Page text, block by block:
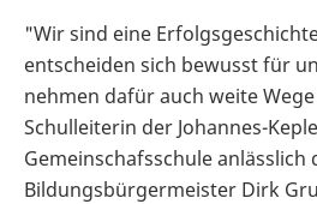
"Wir sind eine
entscheiden sich bewusst für
nehmen dafür auch weite
Schulleiterin der Johannes-
Gemeinschafsschule anlässlich
Bildungsbürgermeister Dirk